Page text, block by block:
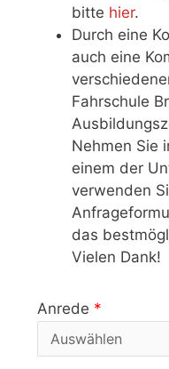
bitte hier.
Durch eine
auch eine
Fahrschule
Nehmen Sie
einem der
verwenden
das
Vielen Dank!
Anrede *